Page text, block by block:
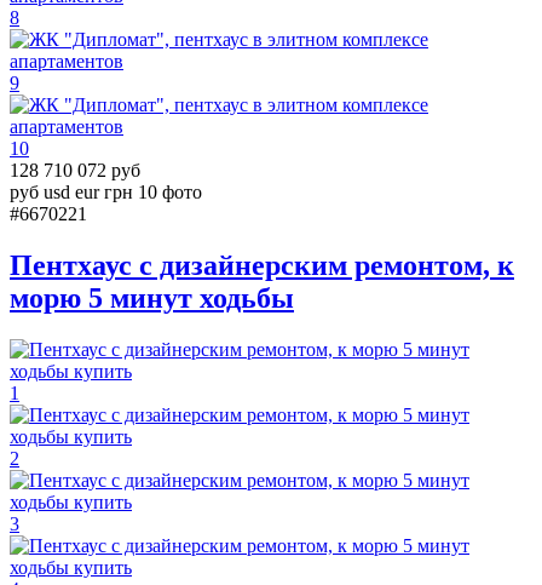
8
9
10
128 710 072 руб
руб usd eur грн 10 фото
#6670221
Пентхаус с дизайнерским ремонтом, к
морю 5 минут ходьбы
1
2
3